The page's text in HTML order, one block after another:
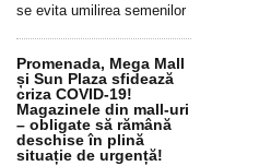
se evita umilirea semenilor
Promenada, Mega Mall
și Sun Plaza sfidează
criza COVID-19!
Magazinele din mall-uri
– obligate să rămână
deschise în plină
situație de urgență!